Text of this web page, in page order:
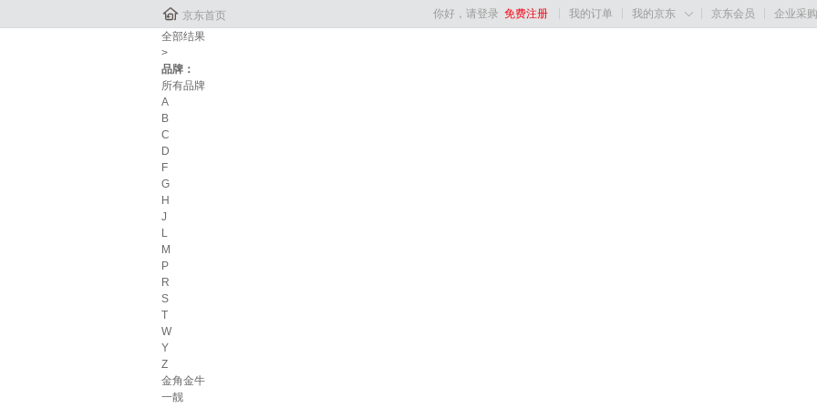
 京东首页 你好，请登录 免费注册 我的订单 我的京东  京东会员 企业采购
全部结果
>
品牌：
所有品牌
A
B
C
D
F
G
H
J
L
M
P
R
S
T
W
Y
Z
金角金牛
一靓